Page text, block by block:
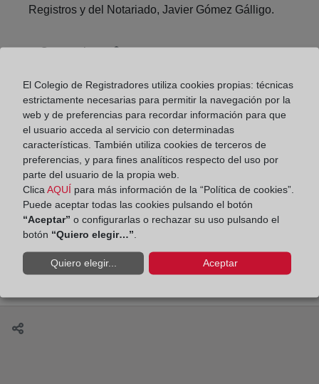
Registros y del Notariado, Javier Gómez Gálligo.
Compartir:
El Colegio de Registradores entrega sus
Medallas de Honor 2016
Proposición de Ley de Medidas para reforzar la
protección de los deudores hipotecarios
El Colegio de Registradores utiliza cookies propias: técnicas
estrictamente necesarias para permitir la navegación por la
web y de preferencias para recordar información para que
el usuario acceda al servicio con determinadas
características. También utiliza cookies de terceros de
preferencias, y para fines analíticos respecto del uso por
parte del usuario de la propia web.
Clica AQUÍ para más información de la “Política de cookies”.
Puede aceptar todas las cookies pulsando el botón
“Aceptar” o configurarlas o rechazar su uso pulsando el
botón “Quiero elegir…”
Quiero elegir... Aceptar